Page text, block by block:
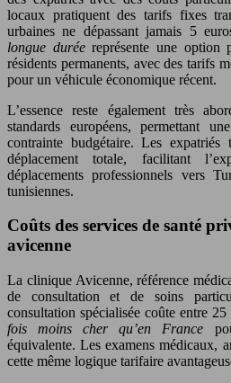
locaux pratiquent des tarifs fixes
urbaines ne dépassant jamais 5
longue duréereprésente une option
résidents permanents, avec des tarifs
pour un véhicule économique récent.
L’essence reste également très
standards européens, permettant
contrainte budgétaire. Les expatriés
déplacement totale, facilitant
déplacements professionnels vers
tunisiennes.
Coûts des services de santé
avicenne
La clinique Avicenne, référence
de consultation et de soins
consultation spécialisée coûte entre
fois moins cher qu’en France
équivalente. Les examens médicaux,
cette même logique tarifaire